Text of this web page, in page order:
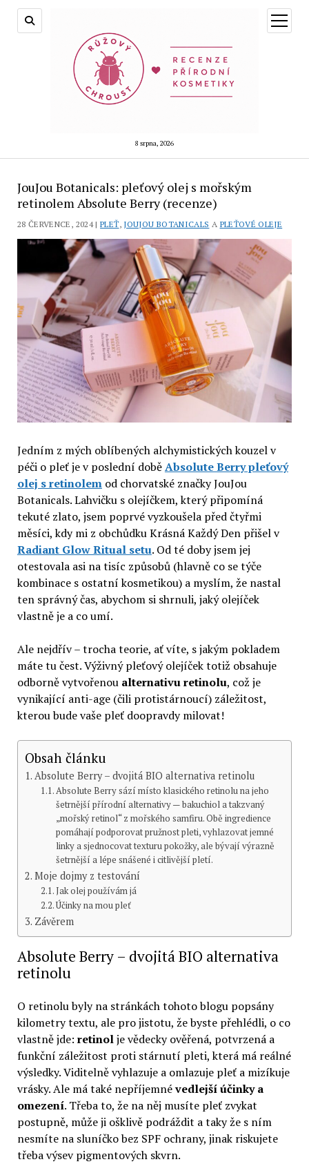
8 srpna, 2026
otevřít
menu
JouJou Botanicals: pleťový olej s mořským
retinolem Absolute Berry (recenze)
28 ČERVENCE, 2024 |PLEŤ, JOUJOU BOTANICALS A PLEŤOVÉ OLEJE
Jedním z mých oblíbených alchymistických kouzel v
péči o pleť je v poslední doběAbsolute Berry pleťový
olej s retinolemod chorvatské značky JouJou
Botanicals. Lahvičku s olejíčkem, který připomíná
tekuté zlato, jsem poprvé vyzkoušela před čtyřmi
měsíci, kdy mi z obchůdku Krásná Každý Den přišel v
Radiant Glow Ritual setu. Od té doby jsem jej
otestovala asi na tisíc způsobů (hlavně co se týče
kombinace s ostatní kosmetikou) a myslím, že nastal
ten správný čas, abychom si shrnuli, jaký olejíček
vlastně je a co umí.
Ale nejdřív – trocha teorie, ať víte, s jakým pokladem
máte tu čest. Výživný pleťový olejíček totiž obsahuje
odborně vytvořenou alternativu retinolu, což je
vynikající anti-age (čili protistárnoucí) záležitost,
kterou bude vaše pleť doopravdy milovat!
Obsah článku
Absolute Berry – dvojitá BIO alternativa retinolu
Absolute Berry sází místo klasického retinolu na jeho
šetrnější přírodní alternativy — bakuchiol a takzvaný
„mořský retinol“ z mořského samfiru. Obě ingredience
pomáhají podporovat pružnost pleti, vyhlazovat jemné
linky a sjednocovat texturu pokožky, ale bývají výrazně
šetrnější a lépe snášené i citlivější pletí.
Moje dojmy z testování
Jak olej používám já
Účinky na mou pleť
Závěrem
Absolute Berry – dvojitá BIO alternativa
retinolu
O retinolu byly na stránkách tohoto blogu popsány
kilometry textu, ale pro jistotu, že byste přehlédli, o co
vlastně jde: retinolje vědecky ověřená, potvrzená a
funkční záležitost proti stárnutí pleti, která má reálné
výsledky. Viditelně vyhlazuje a omlazuje pleť a mizíkuje
vrásky. Ale má také nepříjemnévedlejší účinky a
omezení. Třeba to, že na něj musíte pleť zvykat
postupně, může ji ošklivě podráždit a taky že s ním
nesmíte na sluníčko bez SPF ochrany, jinak riskujete
třeba výsev pigmentových skvrn.